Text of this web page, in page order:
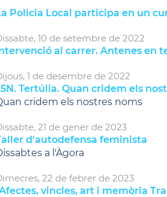
Policia Local participa en un
10 desetembre de2022
al carrer. Antenes en
1 dedesembre de2022
Tertúlia. Quan cridem els
cridem els nostres noms
21 degener de2023
d'autodefensa feminista
a l'Àgora
22 defebrer de2023
vincles, art i memòria